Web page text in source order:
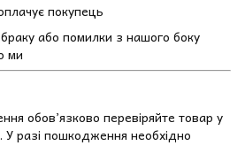
покупець
або помилки з нашого боку
ми
обов’язково перевіряйте товар у
У разі пошкодження необхідно